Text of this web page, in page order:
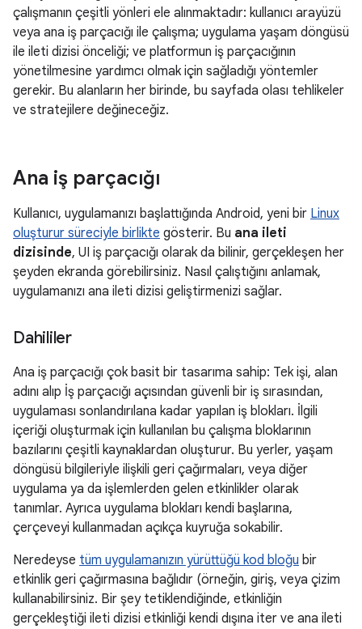
çalışmanın çeşitli yönleri ele alınmaktadır: kullanıcı arayüzü
veya ana iş parçacığı ile çalışma; uygulama yaşam döngüsü
ile ileti dizisi önceliği; ve platformun iş parçacığının
yönetilmesine yardımcı olmak için sağladığı yöntemler
gerekir. Bu alanların her birinde, bu sayfada olası tehlikeler
ve stratejilere değineceğiz.
Ana iş parçacığı
Kullanıcı, uygulamanızı başlattığında Android, yeni bir Linux
oluşturur süreciyle birlikte gösterir. Bu ana ileti
dizisinde, UI iş parçacığı olarak da bilinir, gerçekleşen her
şeyden ekranda görebilirsiniz. Nasıl çalıştığını anlamak,
uygulamanızı ana ileti dizisi geliştirmenizi sağlar.
Dahililer
Ana iş parçacığı çok basit bir tasarıma sahip: Tek işi, alan
adını alıp İş parçacığı açısından güvenli bir iş sırasından,
uygulaması sonlandırılana kadar yapılan iş blokları. İlgili
içeriği oluşturmak için kullanılan bu çalışma bloklarının
bazılarını çeşitli kaynaklardan oluşturur. Bu yerler, yaşam
döngüsü bilgileriyle ilişkili geri çağırmaları, veya diğer
uygulama ya da işlemlerden gelen etkinlikler olarak
tanımlar. Ayrıca uygulama blokları kendi başlarına,
çerçeveyi kullanmadan açıkça kuyruğa sokabilir.
Neredeyse tüm uygulamanızın yürüttüğü kod bloğu bir
etkinlik geri çağırmasına bağlıdır (örneğin, giriş, veya çizim
kullanabilirsiniz. Bir şey tetiklendiğinde, etkinliğin
gerçekleştiği ileti dizisi etkinliği kendi dışına iter ve ana ileti